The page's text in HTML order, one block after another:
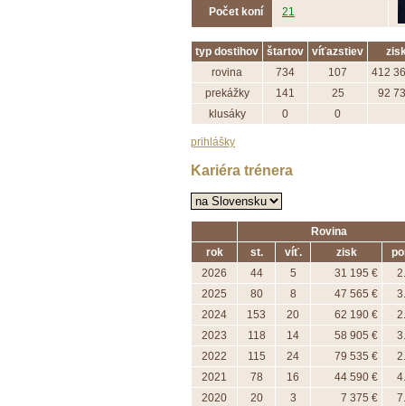
Počet koní 21
typ dostihov štartov víťazstiev
rovina
734 107
412
prekážky
141 25
92
klusáky
0 0
prihlášky
Kariéra trénera
Rovina
rok
st. víť. zisk
2026
44 5 31 195 €
2.
2025
80 8 47 565 €
3.
2024
153 20 62 190 €
2.
2023
118 14 58 905 €
3.
2022
115 24 79 535 €
2.
2021
78 16 44 590 €
4.
2020
20 3 7 375 €
7.